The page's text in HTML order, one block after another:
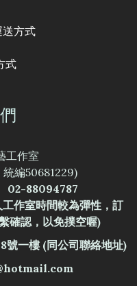
方式
式
工作室
編50681229)
02-88094787
作室時間較為彈性，訂
確認，以免撲空喔)
號一樓 (同公司聯絡地址)